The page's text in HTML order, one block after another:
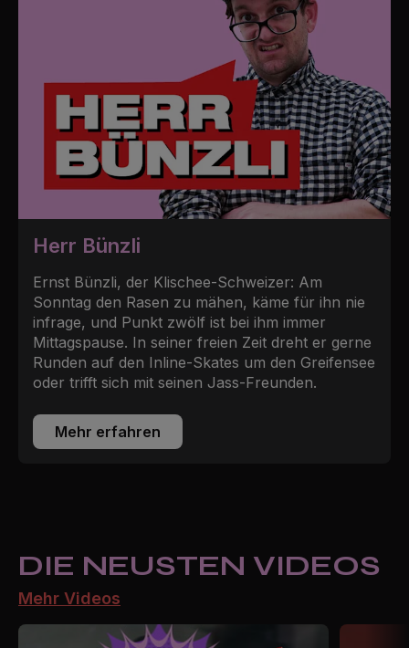
Herr Bünzli
Ernst Bünzli, der Klischee-Schweizer: Am
Sonntag den Rasen zu mähen, käme für ihn nie
infrage, und Punkt zwölf ist bei ihm immer
Mittagspause. In seiner freien Zeit dreht er gerne
Runden auf den Inline-Skates um den Greifensee
oder trifft sich mit seinen Jass-Freunden.
Mehr erfahren
DIE NEUSTEN VIDEOS
Mehr Videos